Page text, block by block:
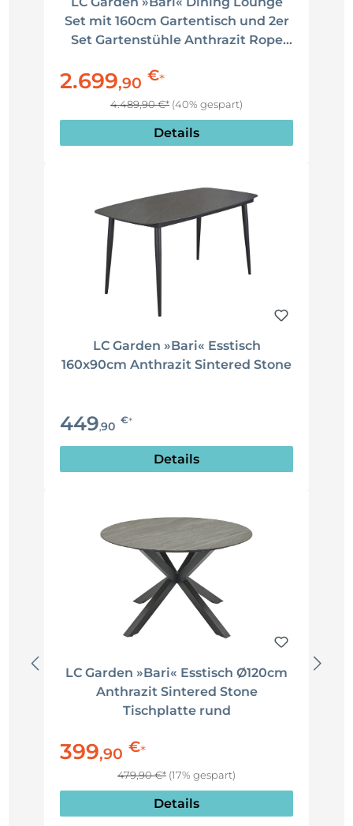
Set mit 160cm Gartentisch und 2er
Set Gartenstühle Anthrazit Rope
Kissen
2.699,90 €*
4.489,90 €* (40% gespart)
Details
LC Garden »Bari« Esstisch
160x90cm Anthrazit Sintered Stone
449,90 €*
Details
LC Garden »Bari« Esstisch Ø120cm
Anthrazit Sintered Stone
Tischplatte rund
399,90 €*
479,90 €* (17% gespart)
Details